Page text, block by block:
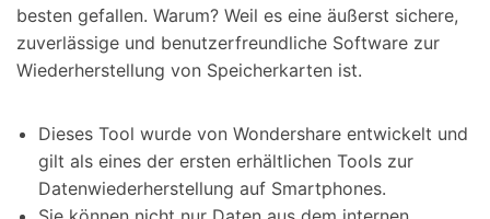
besten gefallen. Warum? Weil es eine äußerst sichere,
zuverlässige und benutzerfreundliche Software zur
Wiederherstellung von Speicherkarten ist.
Dieses Tool wurde von Wondershare entwickelt und
gilt als eines der ersten erhältlichen Tools zur
Datenwiederherstellung auf Smartphones.